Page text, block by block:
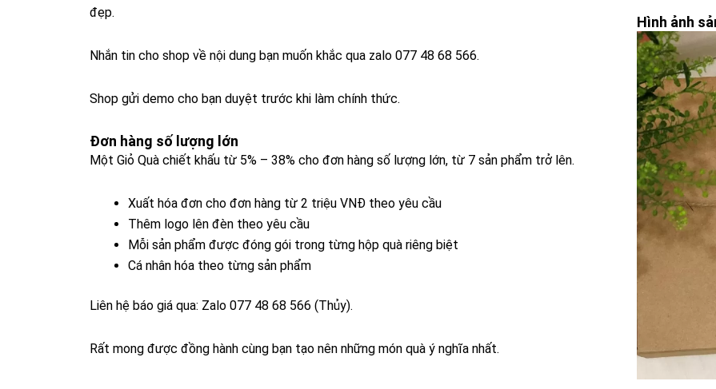
đẹp.
Nhắn tin cho shop về nội dung bạn muốn khắc qua zalo 077 48 68 566.
Shop gửi demo cho bạn duyệt trước khi làm chính thức.
Đơn hàng số lượng lớn​
Một Giỏ Quà chiết khấu từ 5% – 38% cho đơn hàng số lượng lớn, từ 7 sản phẩm trở lên.
Xuất hóa đơn cho đơn hàng từ 2 triệu VNĐ theo yêu cầu
Thêm logo lên đèn theo yêu cầu
Mỗi sản phẩm được đóng gói trong từng hộp quà riêng biệt
Cá nhân hóa theo từng sản phẩm
Liên hệ báo giá qua: Zalo 077 48 68 566 (Thủy).
Rất mong được đồng hành cùng bạn tạo nên những món quà ý nghĩa nhất.
Hình ảnh